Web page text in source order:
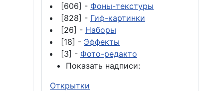
[606] - Фоны-текстуры
[828] - Гиф-картинки
[26] - Наборы
[18] - Эффекты
[3] - Фото-редакто
Показать надписи:
Открытки